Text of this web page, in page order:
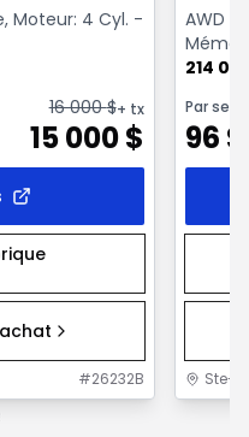
Moteur: 4 Cyl. -
16 000$+ tx
15 000$
#26232B
AWD |
214
Par
96 $
Ste-